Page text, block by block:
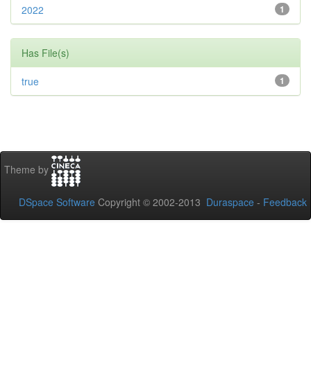
1
2022
Has File(s)
1
true
Theme by
DSpace Software Copyright © 2002-2013 Duraspace - Feedback